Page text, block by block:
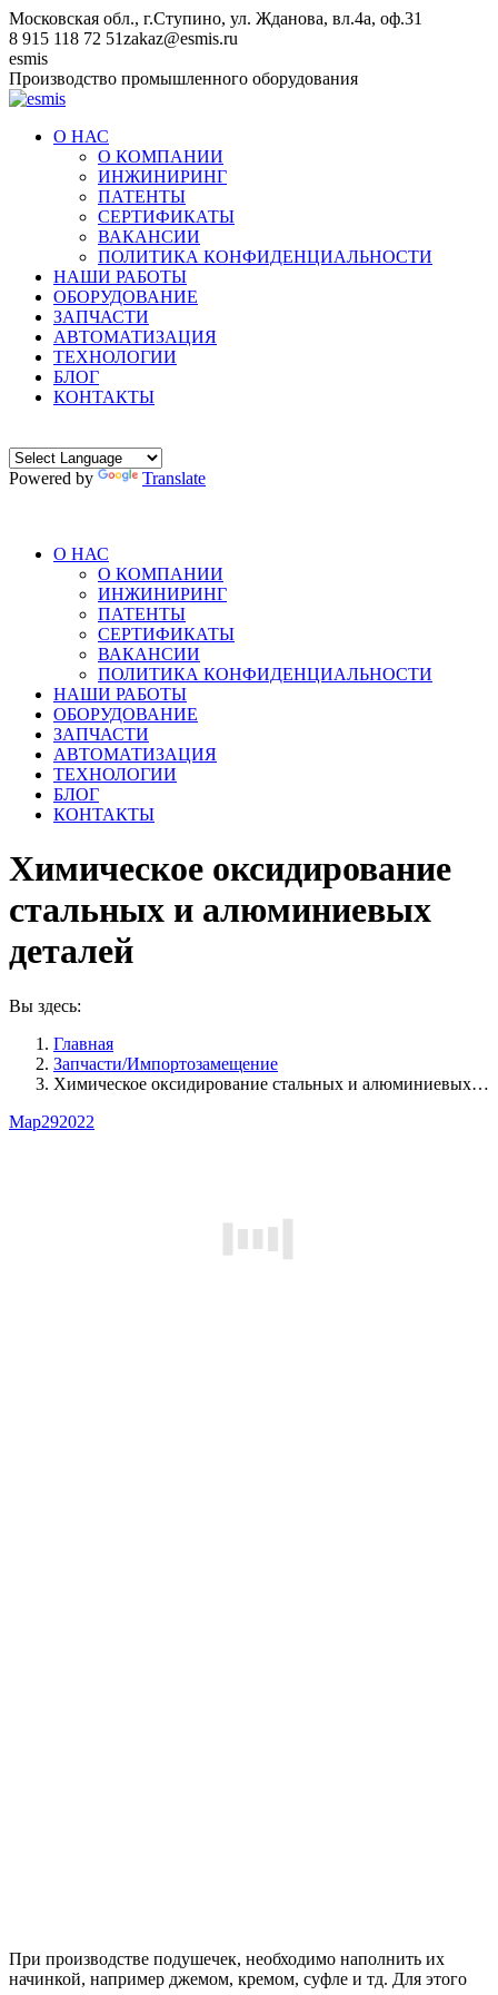
Перейти
к
содержанию
Московская обл., г.Ступино, ул. Жданова, вл.4а, оф.31
8 915 118 72 51zakaz@esmis.ru
Вконтакте
esmis
Производство промышленного оборудования
О НАС
О КОМПАНИИ
ИНЖИНИРИНГ
ПАТЕНТЫ
СЕРТИФИКАТЫ
ВАКАНСИИ
ПОЛИТИКА КОНФИДЕНЦИАЛЬНОСТИ
НАШИ РАБОТЫ
ОБОРУДОВАНИЕ
ЗАПЧАСТИ
АВТОМАТИЗАЦИЯ
ТЕХНОЛОГИИ
БЛОГ
КОНТАКТЫ
Powered by Translate
О НАС
О КОМПАНИИ
ИНЖИНИРИНГ
ПАТЕНТЫ
СЕРТИФИКАТЫ
ВАКАНСИИ
ПОЛИТИКА КОНФИДЕНЦИАЛЬНОСТИ
НАШИ РАБОТЫ
ОБОРУДОВАНИЕ
ЗАПЧАСТИ
АВТОМАТИЗАЦИЯ
ТЕХНОЛОГИИ
БЛОГ
КОНТАКТЫ
Химическое оксидирование
стальных и алюминиевых
деталей
Вы здесь:
Главная
Запчасти/Импортозамещение
Химическое оксидирование стальных и алюминиевых…
Мар292022
При производстве подушечек, необходимо наполнить их
начинкой, например джемом, кремом, суфле и тд. Для этого